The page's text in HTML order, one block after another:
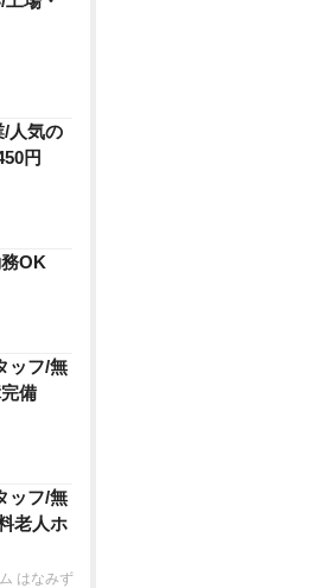
/人気の
円
OK
ッフ/無
備
ッフ/無
老人ホ
はなみず